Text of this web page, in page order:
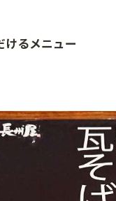
けるメニュー